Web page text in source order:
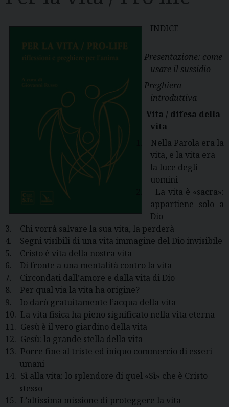
INDICE
Presentazione: come
usare il sussidio
Preghiera
introduttiva
Vita / difesa della
vita
Nella Parola era la
vita, e la vita era
la luce degli
uomini
La vita è «sacra»:
appartiene solo a
Dio
3.
Chi vorrà salvare la sua vita, la perderà
4.
Segni visibili di una vita immagine del Dio invisibile
5.
Cristo è vita della nostra vita
6.
Di fronte a una mentalità contro la vita
7.
Circondati dall’amore e dalla vita di Dio
8.
Per qual via la vita ha origine?
9.
Io darò gratuitamente l’acqua della vita
10. La vita fisica ha pieno significato nella vita eterna
11. Gesù è il vero giardino della vita
12. Gesù: la grande stella della vita
13. Porre fine al triste ed iniquo commercio di esseri
umani
14. Sì alla vita: lo splendore di quel «Sì» che è Cristo
stesso
15. L’altissima missione di proteggere la vita